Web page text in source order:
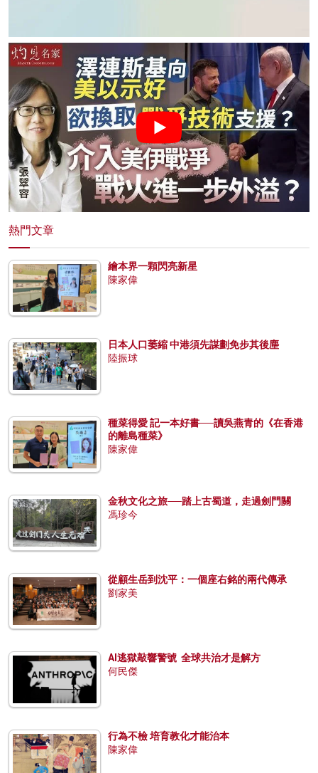
熱門文章
繪本界一顆閃亮新星
陳家偉
日本人口萎縮 中港須先謀劃免步其後塵
陸振球
種菜得愛 記一本好書──讀吳燕青的《在香港
的離島種菜》
陳家偉
金秋文化之旅──踏上古蜀道，走過劍門關
馮珍今
從顧生岳到沈平：一個座右銘的兩代傳承
劉家美
AI逃獄敲響警號 全球共治才是解方
何民傑
行為不檢 培育教化才能治本
陳家偉